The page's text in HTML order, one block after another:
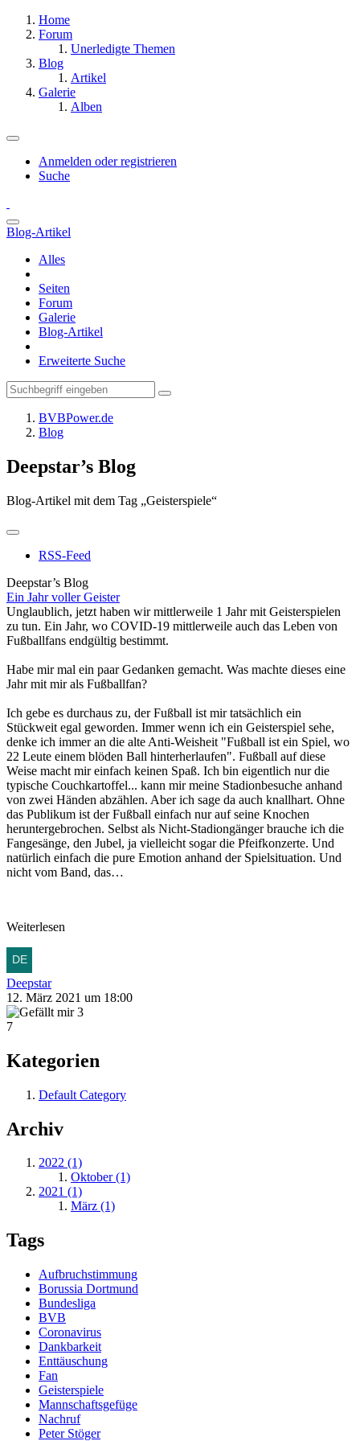
Home
Forum
Unerledigte Themen
Blog
Artikel
Galerie
Alben
Anmelden oder registrieren
Suche
Blog-Artikel
Alles
Seiten
Forum
Galerie
Blog-Artikel
Erweiterte Suche
BVBPower.de
Blog
Deepstar’s Blog
Blog-Artikel mit dem Tag „Geisterspiele“
RSS-Feed
Deepstar’s Blog
Ein Jahr voller Geister
Unglaublich, jetzt haben wir mittlerweile 1 Jahr mit Geisterspielen
zu tun. Ein Jahr, wo COVID-19 mittlerweile auch das Leben von
Fußballfans endgültig bestimmt.
Habe mir mal ein paar Gedanken gemacht. Was machte dieses eine
Jahr mit mir als Fußballfan?
Ich gebe es durchaus zu, der Fußball ist mir tatsächlich ein
Stückweit egal geworden. Immer wenn ich ein Geisterspiel sehe,
denke ich immer an die alte Anti-Weisheit "Fußball ist ein Spiel, wo
22 Leute einem blöden Ball hinterherlaufen". Fußball auf diese
Weise macht mir einfach keinen Spaß. Ich bin eigentlich nur die
typische Couchkartoffel... kann mir meine Stadionbesuche anhand
von zwei Händen abzählen. Aber ich sage da auch knallhart. Ohne
das Publikum ist der Fußball einfach nur auf seine Knochen
heruntergebrochen. Selbst als Nicht-Stadiongänger brauche ich die
Fangesänge, den Jubel, ja vielleicht sogar die Pfeifkonzerte. Und
natürlich einfach die pure Emotion anhand der Spielsituation. Und
nicht vom Band, das…
Weiterlesen
Deepstar
12. März 2021 um 18:00
3
7
Kategorien
Default Category
Archiv
2022 (1)
Oktober (1)
2021 (1)
März (1)
Tags
Aufbruchstimmung
Borussia Dortmund
Bundesliga
BVB
Coronavirus
Dankbarkeit
Enttäuschung
Fan
Geisterspiele
Mannschaftsgefüge
Nachruf
Peter Stöger